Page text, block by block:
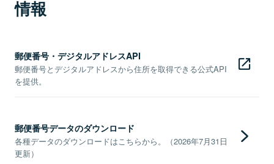
情報
郵便番号・デジタルアドレスAPI
郵便番号とデジタルアドレスから住所を取得できる公式API
を提供。
郵便番号データのダウンロード
各種データのダウンロードはこちらから。（2026年7月31日
更新）